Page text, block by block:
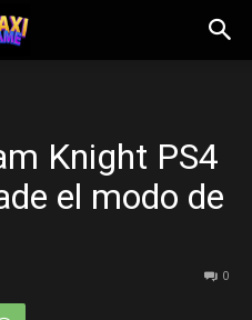
Knight PS4
el modo de
0